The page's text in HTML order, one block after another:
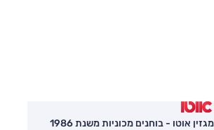
מגזין אוטו - בוחנים מכוניות משנת 1986